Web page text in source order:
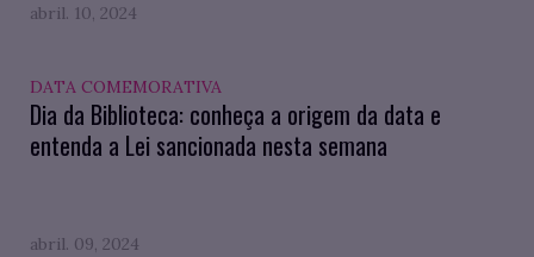
abril. 10, 2024
DATA COMEMORATIVA
Dia da Biblioteca: conheça a origem da data e
entenda a Lei sancionada nesta semana
abril. 09, 2024